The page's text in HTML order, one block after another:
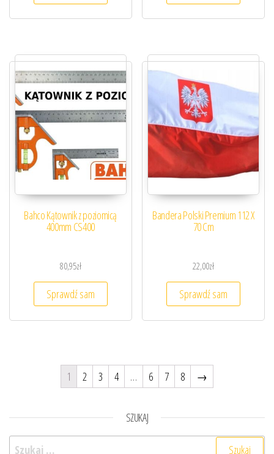
Bahco Kątownik z poziomicą
400mm CS400
80,95zł
Sprawdź sam
Bandera Polski Premium 112 X
70 Cm
22,00zł
Sprawdź sam
1 2 3 4 … 6 7 8 →
SZUKAJ
Szukaj: